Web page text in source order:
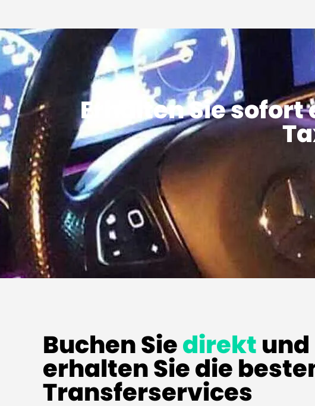
Erhalten Sie sofort
Buchen Siedirektund
erhalten Sie die
Transferservices